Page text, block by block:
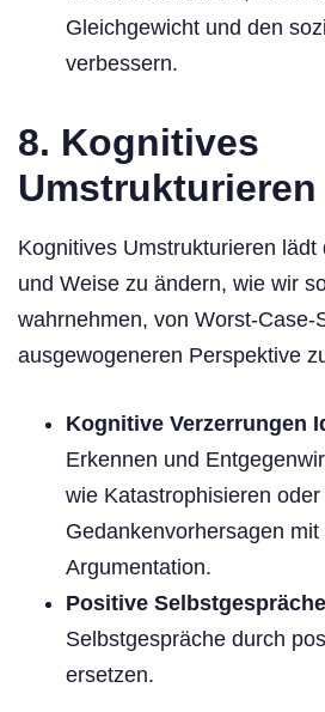
Gleichgewicht und den
verbessern.
8. Kognitives
Umstrukturieren
Kognitives Umstrukturieren lädt
und Weise zu ändern, wie wir
wahrnehmen, von Worst-Case-
ausgewogeneren Perspektive
Kognitive Verzerrungen
Erkennen und
wie Katastrophisieren oder
Gedankenvorhersagen
Argumentation.
Positive Selbstgespräche
Selbstgespräche durch
ersetzen.